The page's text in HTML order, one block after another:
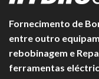
Fornecimento de
entre outro
rebobinagem e
ferramentas